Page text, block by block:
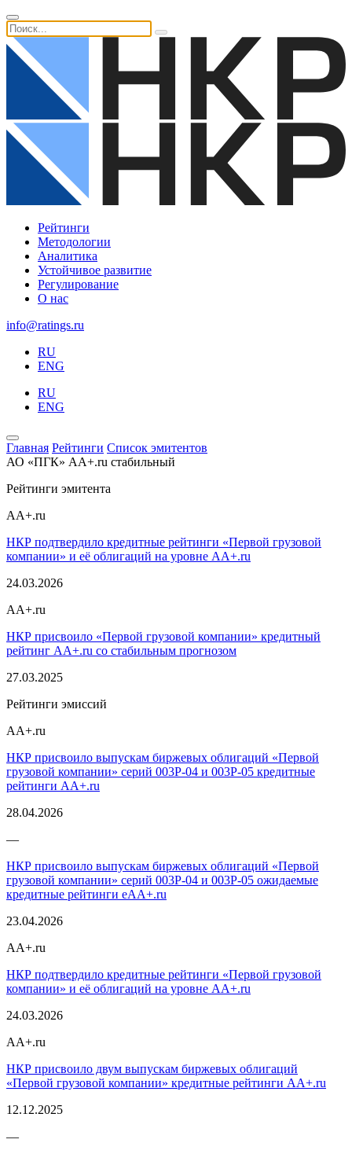
Рейтинги
Методологии
Аналитика
Устойчивое развитие
Регулирование
О нас
info@ratings.ru
RU
ENG
RU
ENG
Главная Рейтинги Список эмитентов
АО «ПГК» AA+.ru стабильный
Рейтинги эмитента
AA+.ru
НКР подтвердило кредитные рейтинги «Первой грузовой
компании» и её облигаций на уровне AA+.ru
24.03.2026
AA+.ru
НКР присвоило «Первой грузовой компании» кредитный
рейтинг AA+.ru со стабильным прогнозом
27.03.2025
Рейтинги эмиссий
AA+.ru
НКР присвоило выпускам биржевых облигаций «Первой
грузовой компании» серий 003P-04 и 003P-05 кредитные
рейтинги AA+.ru
28.04.2026
—
НКР присвоило выпускам биржевых облигаций «Первой
грузовой компании» серий 003P-04 и 003P-05 ожидаемые
кредитные рейтинги eAA+.ru
23.04.2026
AA+.ru
НКР подтвердило кредитные рейтинги «Первой грузовой
компании» и её облигаций на уровне AA+.ru
24.03.2026
AA+.ru
НКР присвоило двум выпускам биржевых облигаций
«Первой грузовой компании» кредитные рейтинги AA+.ru
12.12.2025
—